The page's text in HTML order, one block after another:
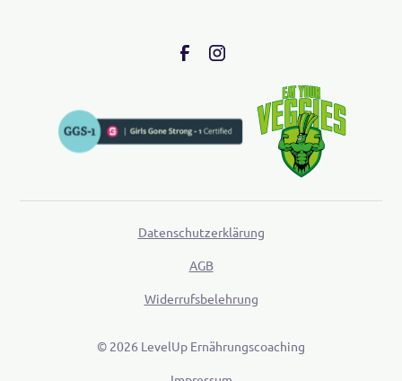
© 2026 LevelUp Ernährungscoaching
Datenschutzerklärung
AGB
Widerrufsbelehrung